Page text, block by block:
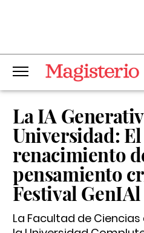
La IA
Universidad: El
renacimiento
pensamiento
Festival GenIAl
La Facultad de